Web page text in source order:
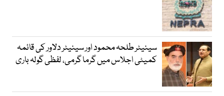
سینیٹر طلحہ محمود اور سینیٹر دلاور کی قائمہ
کمیٹی اجلاس میں گرما گرمی، لفظی گولہ باری